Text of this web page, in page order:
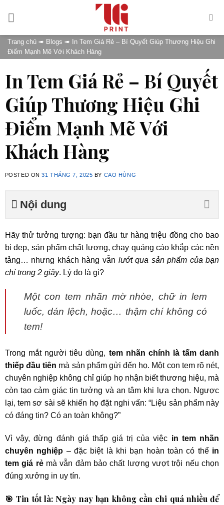
Trang chủ ➠ Blogs ➠
In Tem Giá Rẻ – Bí Quyết Giúp Thương Hiệu Ghi
Điểm Mạnh Mẽ Với Khách Hàng
In Tem Giá Rẻ – Bí Quyết
Giúp Thương Hiệu Ghi
Điểm Mạnh Mẽ Với
Khách Hàng
POSTED ON31 THÁNG 7, 2025 BY CAO HÙNG
Nội dung
Hãy thử tưởng tượng: bạn đầu tư hàng triệu đồng cho bao
bì đẹp, sản phẩm chất lượng, chạy quảng cáo khắp các nền
tảng… nhưng khách hàng vẫn lướt qua sản phẩm của bạn
chỉ trong 2 giây. Lý do là gì?
Một con tem nhãn mờ nhòe, chữ in lem
luốc, dán lệch, hoặc… thậm chí không có
tem!
Trong mắt người tiêu dùng, tem nhãn chính là tấm danh
thiếp đầu tiên mà sản phẩm gửi đến họ. Một con tem rõ nét,
chuyên nghiệp không chỉ giúp họ nhận biết thương hiệu, mà
còn tạo cảm giác tin tưởng và an tâm khi lựa chọn. Ngược
lại, tem sơ sài sẽ khiến họ đặt nghi vấn: “Liệu sản phẩm này
có đáng tin? Có an toàn không?”
Vì vậy, đừng đánh giá thấp giá trị của việc in tem nhãn
chuyên nghiệp – đặc biệt là khi bạn hoàn toàn có thể in
tem giá rẻmà vẫn đảm bảo chất lượng vượt trội nếu chọn
đúng xưởng in uy tín.
🎯 Tin tốt là: Ngày nay bạn không cần chi quá nhiều để